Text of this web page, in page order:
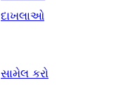
દાખલાઓ
સામેલ કરો